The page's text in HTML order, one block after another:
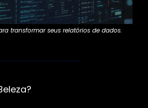
transformar seus relatórios de dados.